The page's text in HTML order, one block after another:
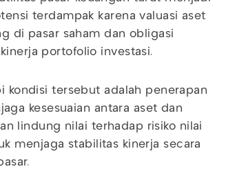
terdampak karena valuasi aset
di pasar saham dan obligasi
portofolio investasi.
kondisi tersebut adalah penerapan
kesesuaian antara aset dan
lindung nilai terhadap risiko nilai
menjaga stabilitas kinerja secara